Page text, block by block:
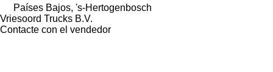
Países Bajos, 's-Hertogenbosch
Vriesoord Trucks B.V.
Contacte con el vendedor